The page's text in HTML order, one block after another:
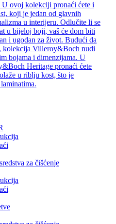
U ovoj kolekciji pronaći ćete i
koji je jedan od glavnih
u interijeru. Odlučite li se
u bijeloj boji, vaš će dom biti
i ugodan za život. Budući da
kolekcija Villeroy&Boch nudi
bojama i dimenzijama. U
Heritage pronaći ćete
u riblju kost, što je
za čišćenje